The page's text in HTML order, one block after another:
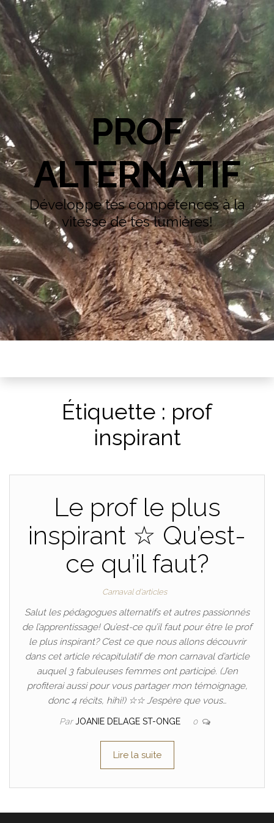
PROF
ALTERNATIF
Développe tes compétences à la
vitesse de tes lumières!
Étiquette : prof
inspirant
Le prof le plus
inspirant ☆ Qu’est-
ce qu’il faut?
Carnaval d'articles
Salut les pédagogues alternatifs et autres passionnés
de l’apprentissage! Qu’est-ce qu’il faut pour être le prof
le plus inspirant? C’est ce que nous allons découvrir
dans cet article récapitulatif de mon carnaval d’article
auquel 3 fabuleuses femmes ont participé. (J’en
profiterai aussi pour vous partager mon témoignage,
donc 4 récits, hihi!) ☆☆ J’espère que vous…
ParJOANIE DELAGE ST-ONGE 0
Lire la suite